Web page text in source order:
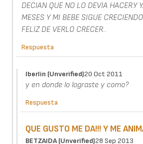
DECIAN QUE NO LO DEVIA HACER.Y
MESES Y MI BEBE SIGUE
FELIZ DE VERLO CRECER..
Respuesta
Iberlin (unverified)20 Oct 2011
y en donde lo lograste y como?
Respuesta
QUE GUSTO ME DA!!! Y ME
BETZAIDA (unverified)28 Sep 2013